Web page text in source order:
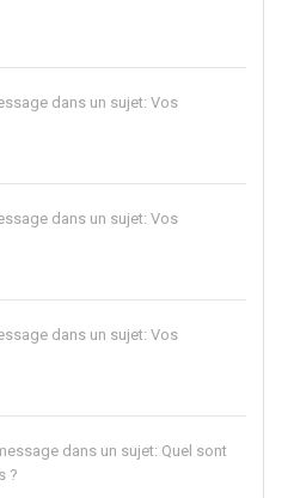
dans un sujet: Vos
dans un sujet: Vos
dans un sujet: Vos
dans un sujet: Quel sont
?